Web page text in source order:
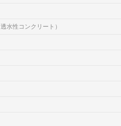
水性コンクリート）